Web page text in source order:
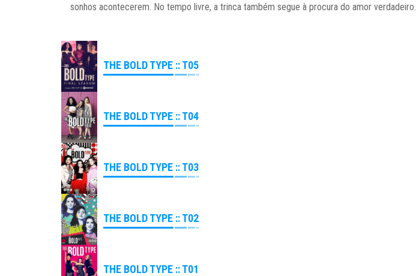
sonhos acontecerem. No tempo livre, a trinca também segue à procura do amor verdadeiro.
THE BOLD TYPE :: T05
THE BOLD TYPE :: T04
THE BOLD TYPE :: T03
THE BOLD TYPE :: T02
THE BOLD TYPE :: T01